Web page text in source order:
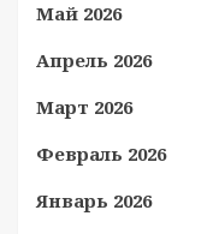
Май 2026
Апрель 2026
Март 2026
Февраль 2026
Январь 2026